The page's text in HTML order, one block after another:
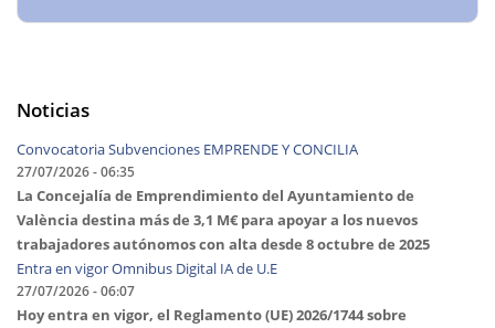
sombra de la mujer ingeniera que hoy sostiene nuestros
Noticias
Convocatoria Subvenciones EMPRENDE Y CONCILIA
27/07/2026 - 06:35
La Concejalía de Emprendimiento del Ayuntamiento de
València destina más de 3,1 M€ para apoyar a los nuevos
trabajadores autónomos con alta desde 8 octubre de 2025
Entra en vigor Omnibus Digital IA de U.E
27/07/2026 - 06:07
Hoy entra en vigor, el Reglamento (UE) 2026/1744 sobre